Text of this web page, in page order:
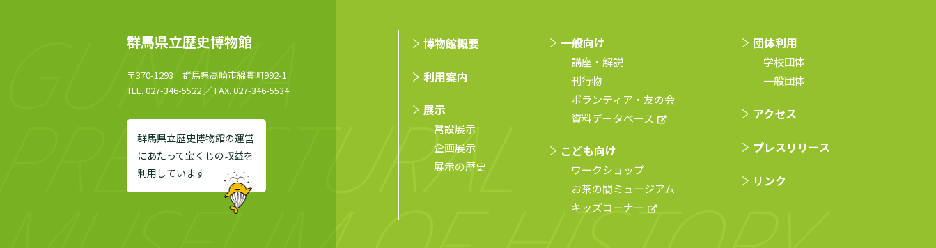
群馬県立歴史博物館
〒370-1293 群馬県高崎市綿貫町992-1
TEL. 027-346-5522 ／ FAX. 027-346-5534
群馬県立歴史博物館の運営
にあたって宝くじの収益を
利用しています
博物館概要
利用案内
展示
常設展示
企画展示
展示の歴史
⼀般向け
講座・解説
刊行物
ボランティア・友の会
資料データベース
こども向け
ワークショップ
お茶の間ミュージアム
キッズコーナー
団体利用
学校団体
⼀般団体
アクセス
プレスリリース
リンク